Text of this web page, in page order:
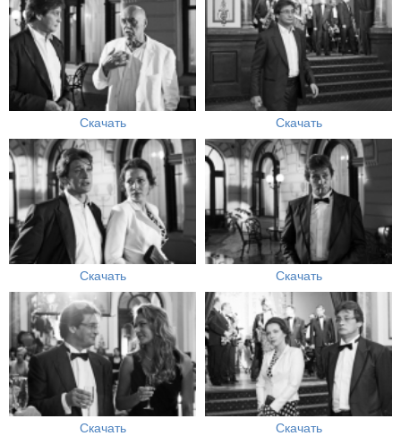
Скачать Скачать
Скачать Скачать
Скачать Скачать